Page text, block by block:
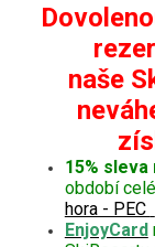
naše
15%
období
hora - PEC
EnjoyCard